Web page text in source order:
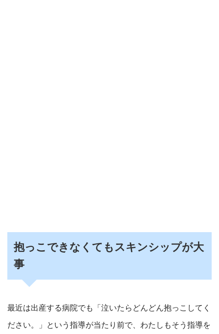
抱っこできなくてもスキンシップが大
事
最近は出産する病院でも「泣いたらどんどん抱っこしてく
ださい。」という指導が当たり前で、わたしもそう指導を